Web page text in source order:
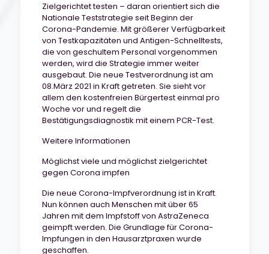
Zielgerichtet testen – daran orientiert sich die
Nationale Teststrategie seit Beginn der
Corona-Pandemie. Mit größerer Verfügbarkeit
von Testkapazitäten und Antigen-Schnelltests,
die von geschultem Personal vorgenommen
werden, wird die Strategie immer weiter
ausgebaut. Die neue Testverordnung ist am
08.März 2021 in Kraft getreten. Sie sieht vor
allem den kostenfreien Bürgertest einmal pro
Woche vor und regelt die
Bestätigungsdiagnostik mit einem PCR-Test.
Weitere Informationen
Möglichst viele und möglichst zielgerichtet
gegen Corona impfen
Die neue Corona-Impfverordnung ist in Kraft.
Nun können auch Menschen mit über 65
Jahren mit dem Impfstoff von AstraZeneca
geimpft werden. Die Grundlage für Corona-
Impfungen in den Hausarztpraxen wurde
geschaffen.